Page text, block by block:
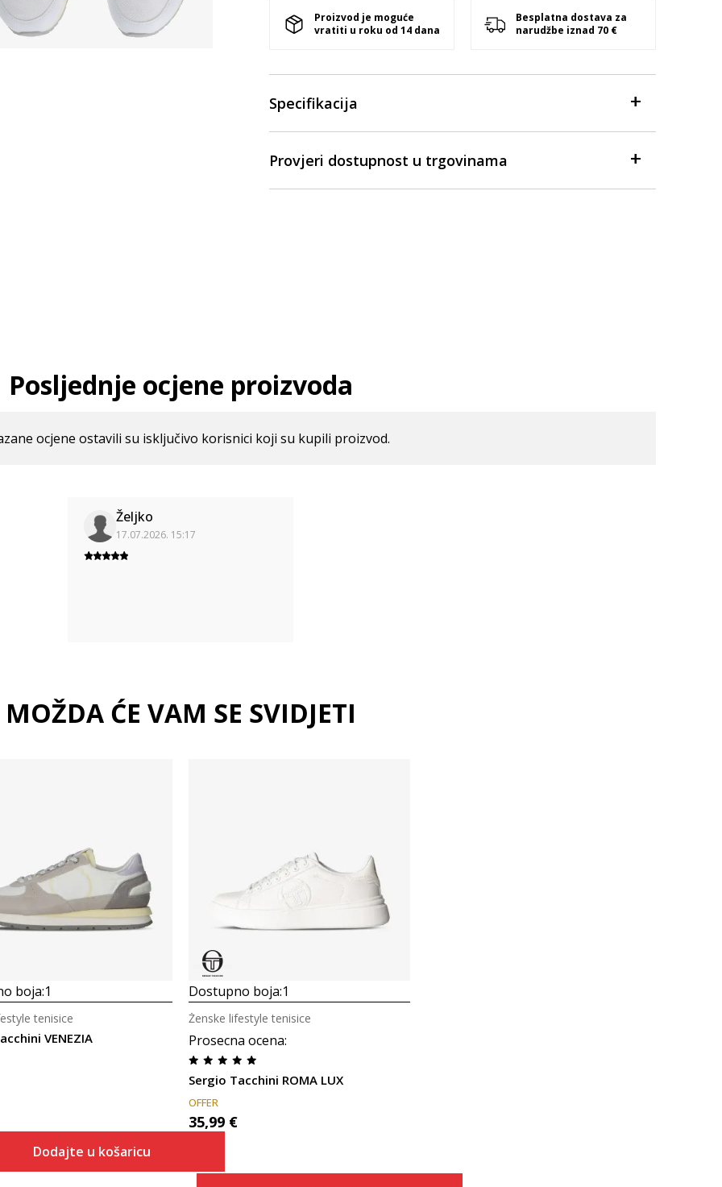
Proizvod je moguće
vratiti u roku od 14 dana
Besplatna dostava za
narudžbe iznad 70 €
Specifikacija
Provjeri dostupnost u trgovinama
Posljednje ocjene proizvoda
ocjene ostavili su isključivo korisnici koji su kupili proizvod.
Željko
17.07.2026. 15:17
MOŽDA ĆE VAM SE SVIDJETI
boja:1
VENEZIA
tenisice
Dodajte u košaricu
Dostupno boja:1
Prosecna ocena:
Sergio Tacchini ROMA LUX
Ženske lifestyle tenisice
OFFER
35,99 €